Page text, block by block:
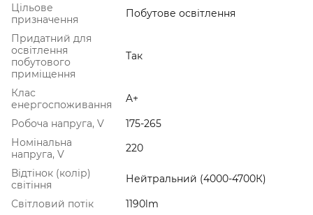
Цільове
призначення
Побутове освітлення
Придатний для
освітлення
побутового
приміщення
Так
Клас
енергоспоживання
A+
Робоча напруга, V
175-265
Номінальна
напруга, V
220
Відтінок (колір)
світіння
Нейтральний (4000-4700К)
Світловий потік
1190lm